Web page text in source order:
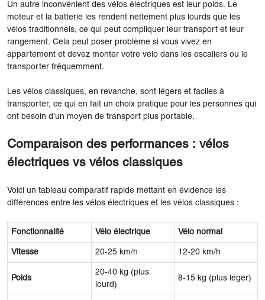
Un autre inconvénient des vélos électriques est leur poids. Le
moteur et la batterie les rendent nettement plus lourds que les
vélos traditionnels, ce qui peut compliquer leur transport et leur
rangement. Cela peut poser problème si vous vivez en
appartement et devez monter votre vélo dans les escaliers ou le
transporter fréquemment.
Les vélos classiques, en revanche, sont légers et faciles à
transporter, ce qui en fait un choix pratique pour les personnes qui
ont besoin d'un moyen de transport plus portable.
Comparaison des performances : vélos
électriques vs vélos classiques
Voici un tableau comparatif rapide mettant en évidence les
différences entre les vélos électriques et les vélos classiques :
Fonctionnalité Vélo électrique Vélo normal
Vitesse 20-25 km/h 12-20 km/h
Poids
20-40 kg (plus
lourd)
8-15 kg (plus léger)